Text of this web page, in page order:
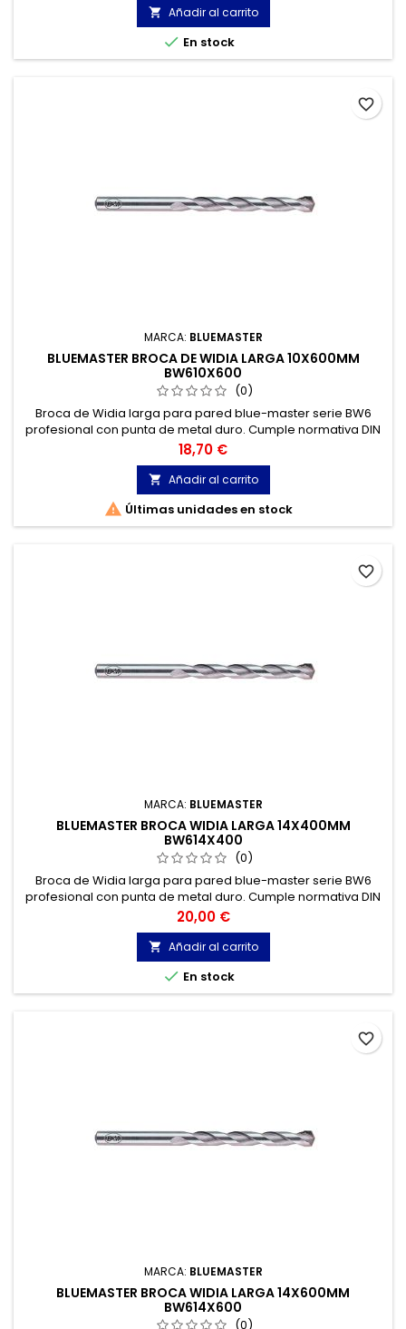
 Añadir al carrito
 En stock
MARCA: BLUEMASTER
BLUEMASTER BROCA DE WIDIA LARGA 10X600MM
BW610X600
(0)
Broca de Widia larga para pared blue-master serie BW6
profesional con punta de metal duro. Cumple normativa DIN
8039. Broca widia para Hormigón, Granito, Ladrillo, Piedra...
Cabeza de metal duro de tres cortes.
Precio
18,70 €
 Añadir al carrito
 Últimas unidades en stock
favorite_border
MARCA: BLUEMASTER
BLUEMASTER BROCA WIDIA LARGA 14X400MM
BW614X400
(0)
Broca de Widia larga para pared blue-master serie BW6
profesional con punta de metal duro. Cumple normativa DIN
8039. Broca widia para Hormigón, Granito, Ladrillo, Piedra...
Cabeza de metal duro de tres cortes.
Precio
20,00 €
 Añadir al carrito
 En stock
favorite_border
MARCA: BLUEMASTER
BLUEMASTER BROCA WIDIA LARGA 14X600MM
BW614X600
(0)
favorite_border